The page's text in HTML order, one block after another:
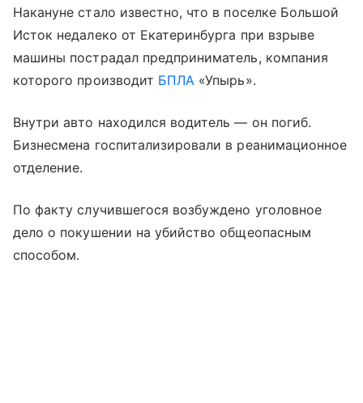
Накануне стало известно, что в поселке Большой
Исток недалеко от Екатеринбурга при взрыве
машины пострадал предприниматель, компания
которого производит БПЛА «Упырь».
Внутри авто находился водитель — он погиб.
Бизнесмена госпитализировали в реанимационное
отделение.
По факту случившегося возбуждено уголовное
дело о покушении на убийство общеопасным
способом.